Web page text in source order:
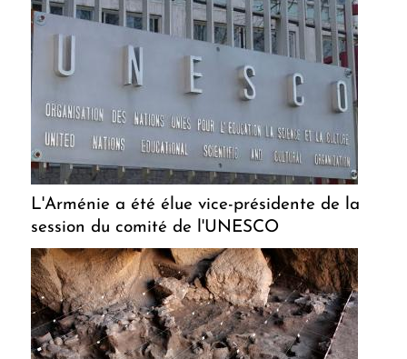
L'Arménie a été élue vice-présidente de la
session du comité de l'UNESCO